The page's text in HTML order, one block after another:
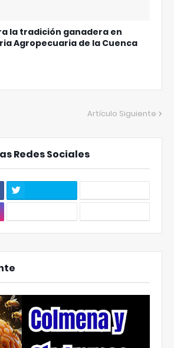
la tradición ganadera en
Agropecuaria de la Cuenca
Artículo Siguiente
Redes Sociales